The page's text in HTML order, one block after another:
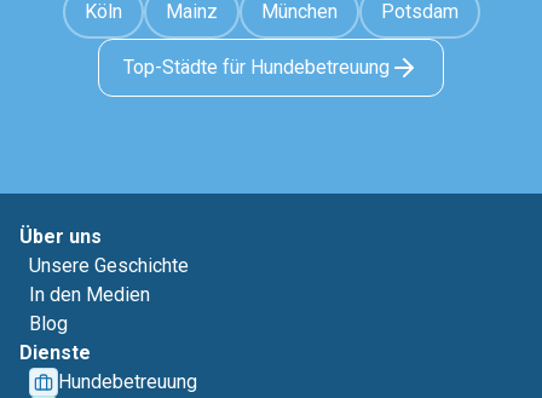
Köln Mainz München Potsdam
Top-Städte für Hundebetreuung
Über uns
Unsere Geschichte
In den Medien
Blog
Dienste
Hundebetreuung